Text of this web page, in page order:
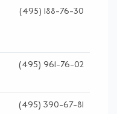
(495) 188-76-30
(495) 961-76-02
(495) 390-67-81